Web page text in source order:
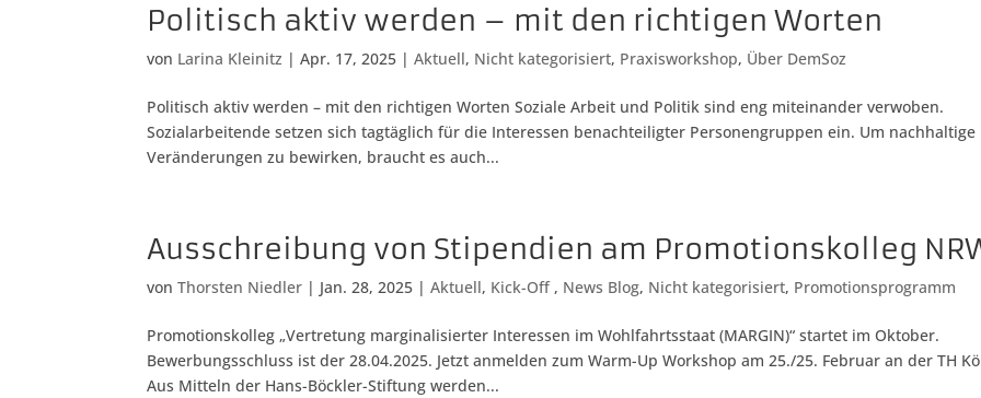
Politisch aktiv werden – mit den richtigen Worten
von Larina Kleinitz |Apr. 17, 2025 |Aktuell, Nicht kategorisiert, Praxisworkshop, Über DemSoz
Politisch aktiv werden – mit den richtigen Worten Soziale Arbeit und Politik sind eng miteinander verwoben.
Sozialarbeitende setzen sich tagtäglich für die Interessen benachteiligter Personengruppen ein. Um nachhaltige
Veränderungen zu bewirken, braucht es auch...
Ausschreibung von Stipendien am Promotionskolleg
vonThorsten Niedler | Jan. 28, 2025 |Aktuell, Kick-Off , News Blog, Nicht kategorisiert, Promotionsprogramm
Promotionskolleg „Vertretung marginalisierter Interessen im Wohlfahrtsstaat (MARGIN)“ startet im Oktober.
Bewerbungsschluss ist der 28.04.2025. Jetzt anmelden zum Warm-Up Workshop am 25./25. Februar an der TH
Aus Mitteln der Hans-Böckler-Stiftung werden...